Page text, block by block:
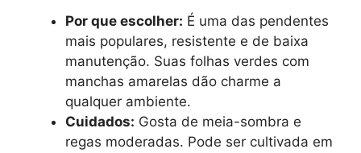
Por que escolher: É uma das pendentes
mais populares, resistente e de baixa
manutenção. Suas folhas verdes com
manchas amarelas dão charme a
qualquer ambiente.
Cuidados: Gosta de meia-sombra e
regas moderadas. Pode ser cultivada em